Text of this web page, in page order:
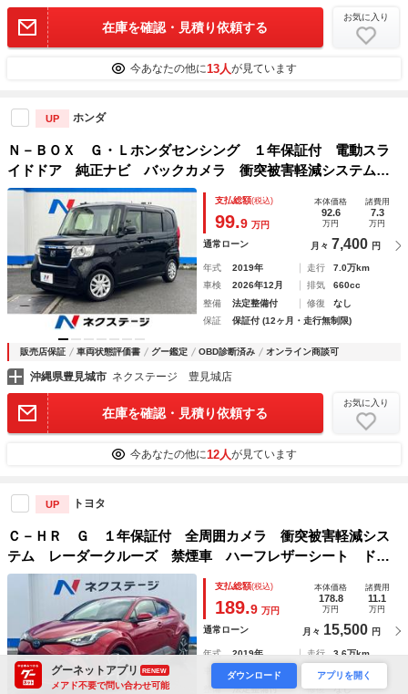
在庫を確認・見積り依頼する
お気に入り
今あなたの他に13人が見ています
UP ホンダ
Ｎ－ＢＯＸ Ｇ・Ｌホンダセンシング １年保証付 電動スラ
イドドア 純正ナビ バックカメラ 衝突被害軽減システム
レーダークルーズ スマートキー ＬＥＤヘッド コーナーセ
ンサー ＥＴＣ オートライト オートエアコン シートヒー
支払総額(税込)
99.9 万円
本体価格
92.6
万円
諸費用
7.3
万円
通常ローン 月々 7,400 円
年式 2019年 走行
7.0万km
車検
2026年12月 排気
660cc
整備
法定整備付 修復
なし
保証
保証付 (12ヶ月・走行無制限)
販売店保証 車両状態評価書 グー鑑定 OBD診断済み オンライン商談可
沖縄県豊見城市 ネクステージ 豊見城店
在庫を確認・見積り依頼する
お気に入り
今あなたの他に12人が見ています
UP トヨタ
Ｃ－ＨＲ Ｇ １年保証付 全周囲カメラ 衝突被害軽減シス
テム レーダークルーズ 禁煙車 ハーフレザーシート ドラ
レコ コーナーセンサー スマートキー ＬＥＤヘッド ＥＴ
Ｃ 純正１８インチアルミ オートハイビーム
支払総額(税込)
189.9 万円
本体価格
178.8
万円
諸費用
11.1
万円
通常ローン 月々 15,500 円
年式 2019年 走行
3.6万km
2026年11月 排気
1800cc
整備
法定整備付 修復 なし
グーネットアプリ RENEW
メアド不要で問い合わせ可能
ダウンロード アプリを開く